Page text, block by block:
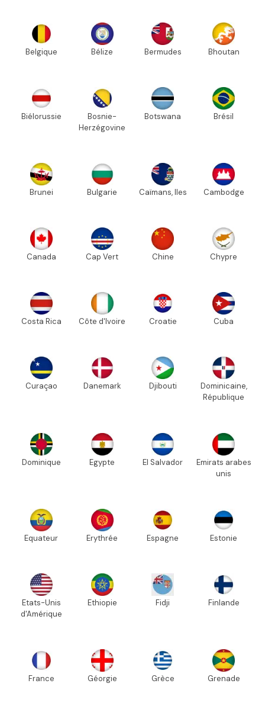
Belgique Bélize Bermudes Bhoutan
Biélorussie
Bosnie-
Herzégovine
Botswana Brésil
Brunei Bulgarie Caïmans, Iles Cambodge
Canada Cap Vert Chine Chypre
Costa Rica Côte d'Ivoire Croatie Cuba
Curaçao Danemark Djibouti
Dominicaine,
République
Dominique Egypte El Salvador
Emirats arabes
unis
Equateur Erythrée Espagne Estonie
Etats-Unis
d'Amérique
Ethiopie Fidji Finlande
France Géorgie Grèce Grenade